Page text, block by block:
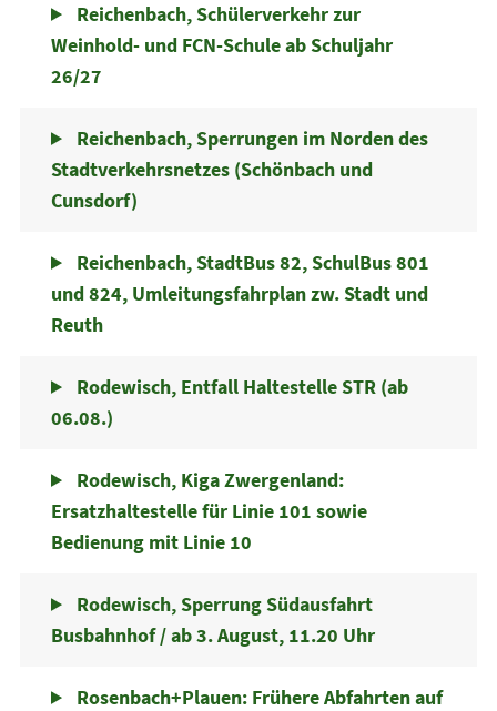
Reichenbach, Schülerverkehr zur
Weinhold- und FCN-Schule ab Schuljahr
26/27
Reichenbach, Sperrungen im Norden des
Stadtverkehrsnetzes (Schönbach und
Cunsdorf)
Reichenbach, StadtBus 82, SchulBus 801
und 824, Umleitungsfahrplan zw. Stadt und
Reuth
Rodewisch, Entfall Haltestelle STR (ab
06.08.)
Rodewisch, Kiga Zwergenland:
Ersatzhaltestelle für Linie 101 sowie
Bedienung mit Linie 10
Rodewisch, Sperrung Südausfahrt
Busbahnhof / ab 3. August, 11.20 Uhr
Rosenbach+Plauen: Frühere Abfahrten auf